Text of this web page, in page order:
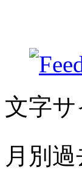
文字
月別